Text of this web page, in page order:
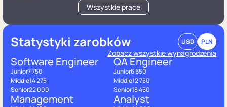
Wszystkie prace
Statystyki zarobków USD PLN
Zobacz wszystkie wynagrodzenia
Software Engineer
Junior7 750
Middle14 275
Senior22 000
QA Engineer
Junior6 650
Middle12 750
Senior18 450
Management Analyst